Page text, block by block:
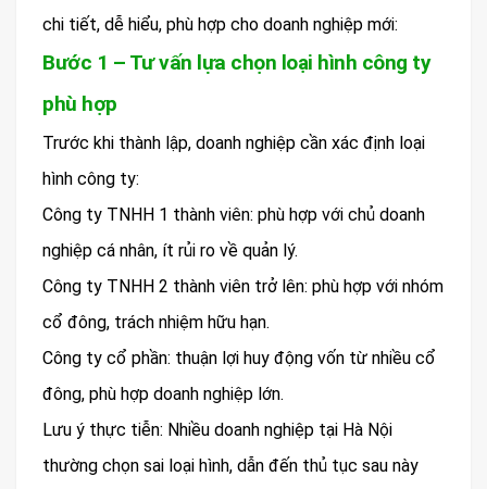
chi tiết, dễ hiểu, phù hợp cho doanh nghiệp mới:
Bước 1 – Tư vấn lựa chọn loại hình công ty
phù hợp
Trước khi thành lập, doanh nghiệp cần xác định loại
hình công ty:
Công ty TNHH 1 thành viên: phù hợp với chủ doanh
nghiệp cá nhân, ít rủi ro về quản lý.
Công ty TNHH 2 thành viên trở lên: phù hợp với nhóm
cổ đông, trách nhiệm hữu hạn.
Công ty cổ phần: thuận lợi huy động vốn từ nhiều cổ
đông, phù hợp doanh nghiệp lớn.
Lưu ý thực tiễn: Nhiều doanh nghiệp tại Hà Nội
thường chọn sai loại hình, dẫn đến thủ tục sau này